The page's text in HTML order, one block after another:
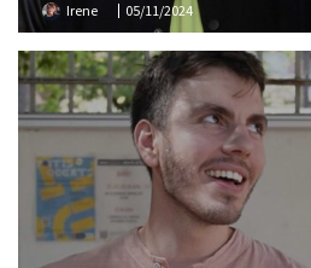
Irene 05/11/2024